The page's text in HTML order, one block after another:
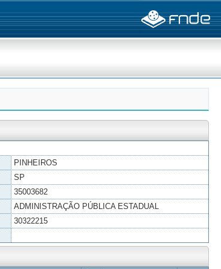
PINHEIROS
SP
35003682
ADMINISTRAÇÃO PÚBLICA ESTADUAL
30322215